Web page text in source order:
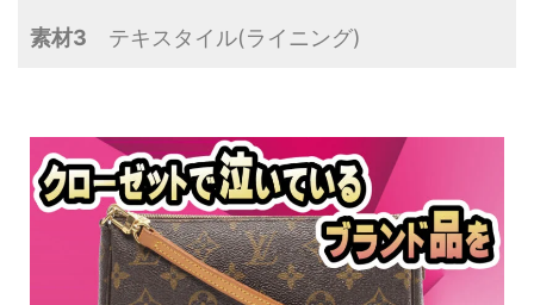
素材3 テキスタイル(ライニング)